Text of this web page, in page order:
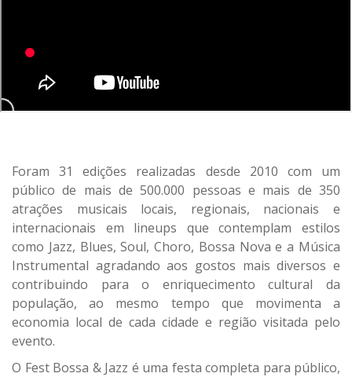
Foram 31 edições realizadas desde 2010 com um
público de mais de 500.000 pessoas e mais de 350
atrações musicais locais, regionais, nacionais e
internacionais em lineups que contemplam estilos
como Jazz, Blues, Soul, Choro, Bossa Nova e a Música
Instrumental agradando aos gostos mais diversos e
contribuindo para o enriquecimento cultural da
população, ao mesmo tempo que movimenta a
economia local de cada cidade e região visitada pelo
evento.
O Fest Bossa & Jazz é uma festa completa para público,